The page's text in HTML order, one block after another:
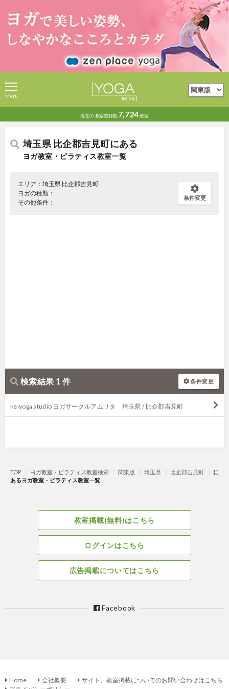
現在の教室登録数 7,724教室
Menu
埼玉県 比企郡吉見町にある
ヨガ教室・ピラティス教室一覧
エリア：埼玉県 比企郡吉見町
ヨガの種類：
その他条件：
条件変更
検索結果 1 件 条件変更
keiyoga studio ヨガサークルアムリタ 埼玉県 / 比企郡吉見町
TOP 〉 ヨガ教室・ピラティス教室検索 〉 関東版 〉 埼玉県 〉 比企郡吉見町 〉 に
あるヨガ教室・ピラティス教室一覧
教室掲載(無料)はこちら
ログインはこちら
広告掲載についてはこちら
Facebook
Home 会社概要
サイト、教室掲載についてのお問い合わせはこちら